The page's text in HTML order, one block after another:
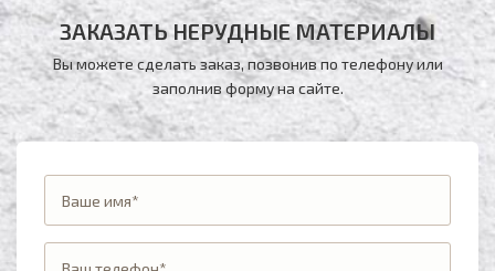
ЗАКАЗАТЬ НЕРУДНЫЕ МАТЕРИАЛЫ
Вы можете сделать заказ, позвонив по телефонуили
заполнив форму на сайте.